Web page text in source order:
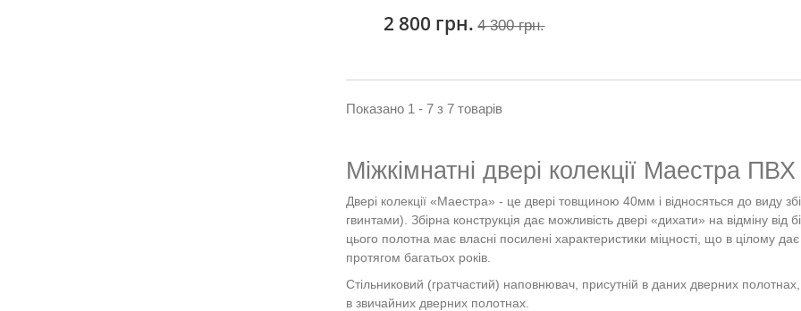
2 800 грн. 4 300 грн.
Показано 1 - 7 з 7 товарів
Міжкімнатні двері колекції Маестра ПВХ
Двері колекції «Маестра» - це двері товщиною 40мм і відносяться до виду
гвинтами). Збірна конструкція дає можливість двері «дихати» на відміну
цього полотна має власні посилені характеристики міцності, що в цілому
протягом багатьох років.
Стільниковий (гратчастий) наповнювач, присутній в даних дверних
в звичайних дверних полотнах.